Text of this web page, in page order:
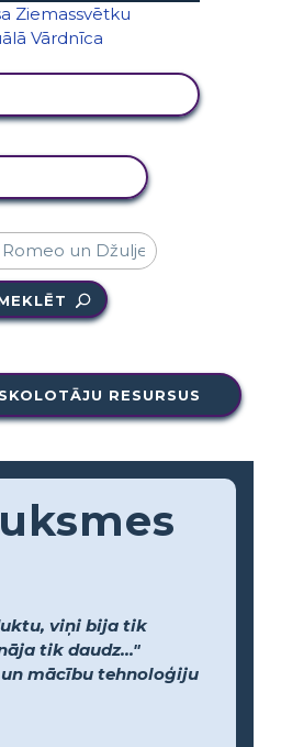
RESURSUS
viņi bija tik
tik daudz..."
mācību tehnoloģiju